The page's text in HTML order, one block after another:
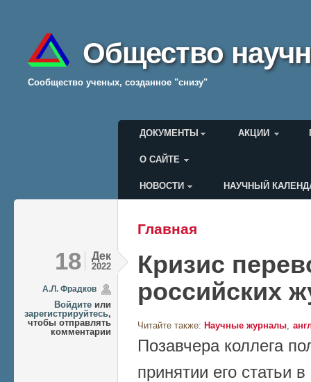
Общество
Cообщество ученых, созданное "снизу"
Главное меню
ДОКУМЕНТЫ АКЦИИ
О САЙТЕ
Меню пользователя
НОВОСТИ НАУЧНЫЙ
Вы здесь
Главная
18 Дек
2022
А.Л. Фрадков
Войдите или
зарегистрируйтесь,
чтобы отправлять
комментарии
Кризис
российских
Читайте также: Научные журналы
Позавчера коллега
принятии его статьи